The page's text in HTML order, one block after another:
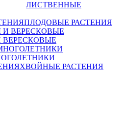
ЛИСТВЕННЫЕ
ПЛОДОВЫЕ РАСТЕНИЯ
ВЕРЕСКОВЫЕ
ХВОЙНЫЕ РАСТЕНИЯ